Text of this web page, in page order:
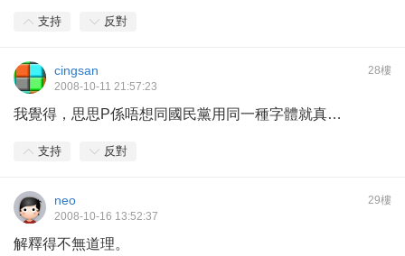
支持 反對
28樓
cingsan
2008-10-11 21:57:23
我覺得，思思P係唔想同國民黨用同一種字體就真…
支持 反對
29樓
neo
2008-10-16 13:52:37
解釋得不無道理。